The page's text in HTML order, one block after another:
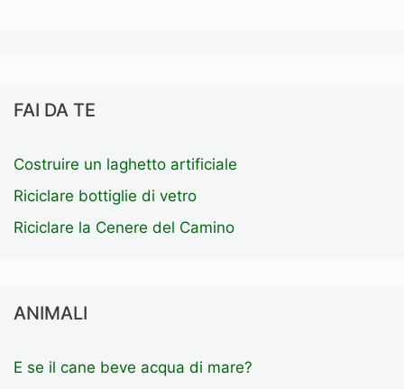
FAI DA TE
Costruire un laghetto artificiale
Riciclare bottiglie di vetro
Riciclare la Cenere del Camino
ANIMALI
E se il cane beve acqua di mare?